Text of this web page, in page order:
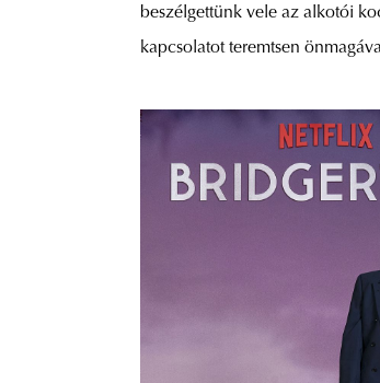
beszélgettünk vele az alkotói
kapcsolatot teremtsen